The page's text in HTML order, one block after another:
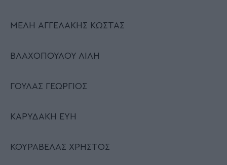
ΜΕΛΗ ΑΓΓΕΛΑΚΗΣ ΚΩΣΤΑΣ
ΒΛΑΧΟΠΟΥΛΟΥ ΛΙΛΗ
ΓΟΥΛΑΣ ΓΕΩΡΓΙΟΣ
ΚΑΡΥΔΑΚΗ ΕΥΗ
ΚΟΥΡΑΒΕΛΑΣ ΧΡΗΣΤΟΣ